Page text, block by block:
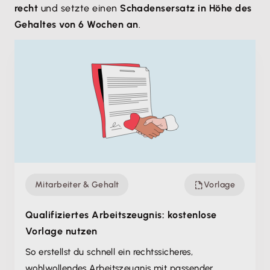
recht und setzte einenSchadensersatz in Höhe des
Gehaltes von 6 Wochen an.
Mitarbeiter & Gehalt Vorlage
Qualifiziertes Arbeitszeugnis: kostenlose
Vorlage nutzen
So erstellst du schnell ein rechtssicheres,